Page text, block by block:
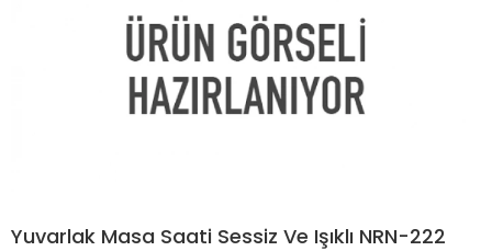
Yuvarlak Masa Saati Sessiz Ve Işıklı NRN-222